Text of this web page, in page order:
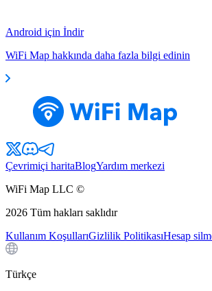
Android için İndir
WiFi Map hakkında daha fazla bilgi edinin
Çevrimiçi haritaBlogYardım merkezi
WiFi Map LLC ©
2026 Tüm hakları saklıdır
Kullanım KoşullarıGizlilik PolitikasıHesap
Türkçe